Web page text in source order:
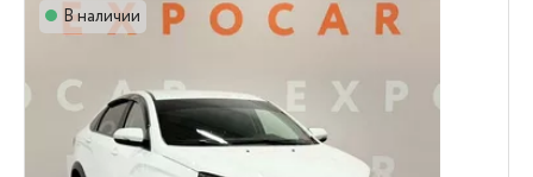
В наличии